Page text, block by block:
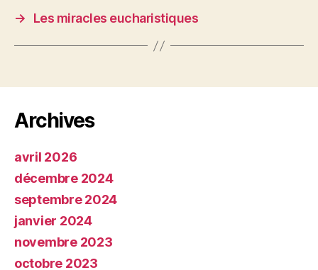
→ Les miracles eucharistiques
Archives
avril 2026
décembre 2024
septembre 2024
janvier 2024
novembre 2023
octobre 2023